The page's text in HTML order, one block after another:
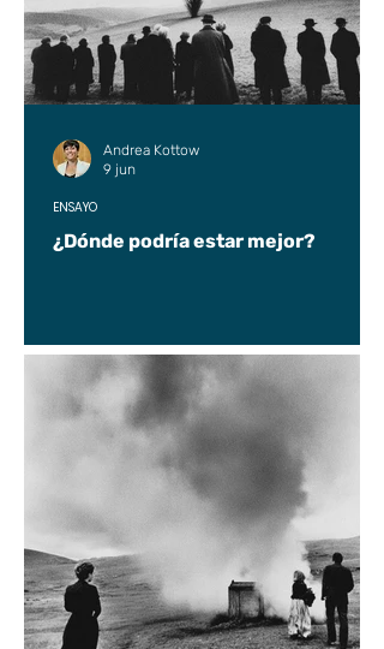
¿Dónde podría estar mejor?
ENSAYO
Andrea Kottow
9 jun